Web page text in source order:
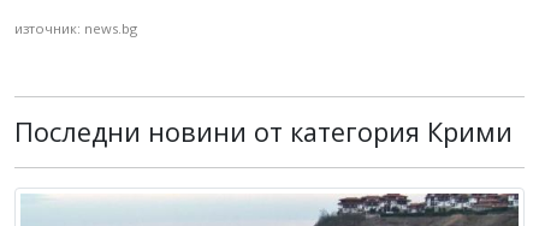
източник: news.bg
Последни новини от категория Крими